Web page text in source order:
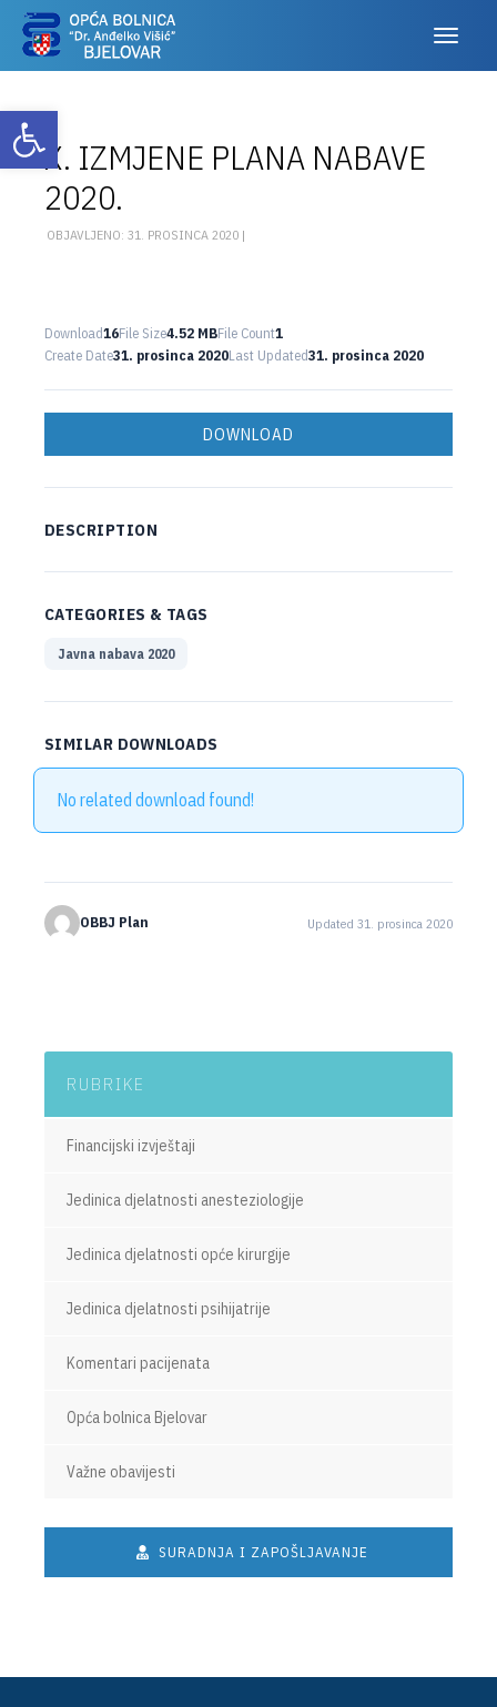
Otvori alatnu traku
X. IZMJENE PLANA NABAVE
2020.
OBJAVLJENO: 31. PROSINCA 2020 |
Download16File Size4.52 MBFile Count1
Create Date31. prosinca 2020Last Updated31. prosinca 2020
DOWNLOAD
DESCRIPTION
CATEGORIES & TAGS
Javna nabava 2020
SIMILAR DOWNLOADS
No related download found!
OBBJ Plan Updated 31. prosinca 2020
RUBRIKE
Financijski izvještaji
Jedinica djelatnosti anesteziologije
Jedinica djelatnosti opće kirurgije
Jedinica djelatnosti psihijatrije
Komentari pacijenata
Opća bolnica Bjelovar
Važne obavijesti
SURADNJA I ZAPOŠLJAVANJE